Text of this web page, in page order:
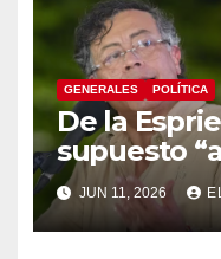
GENERALES POLÍTICA
De la
supuesto
legislativo”
suspender
a Petro
JUN 11, 2026